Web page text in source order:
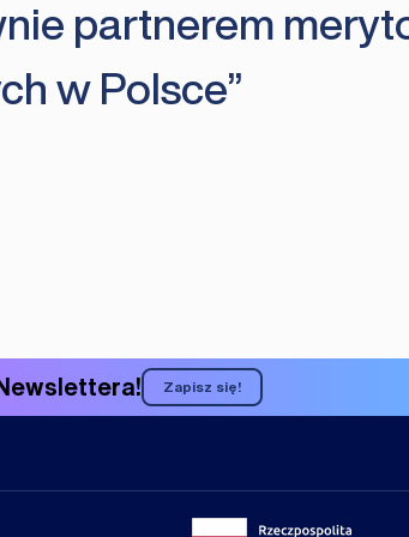
partnerem
w Polsce”
Zapisz się!
Portal gov.pl